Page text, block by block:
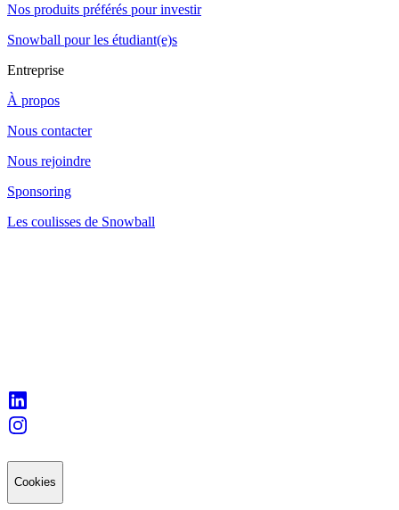
Nos produits préférés pour investir
Snowball pour les étudiant(e)s
Entreprise
À propos
Nous contacter
Nous rejoindre
Sponsoring
Les coulisses de Snowball
Cookies